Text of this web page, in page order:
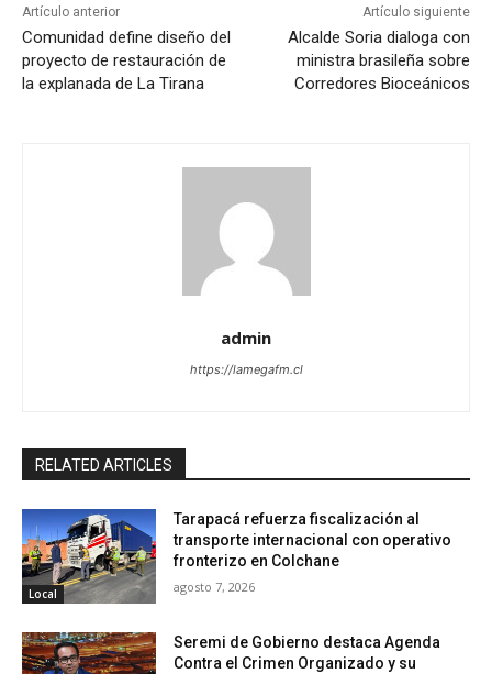
Artículo anterior
Comunidad define diseño del
proyecto de restauración de
la explanada de La Tirana
Artículo siguiente
Alcalde Soria dialoga con
ministra brasileña sobre
Corredores Bioceánicos
admin
https://lamegafm.cl
RELATED ARTICLES
Local
Tarapacá refuerza fiscalización al
transporte internacional con operativo
fronterizo en Colchane
agosto 7, 2026
Seremi de Gobierno destaca Agenda
Contra el Crimen Organizado y su